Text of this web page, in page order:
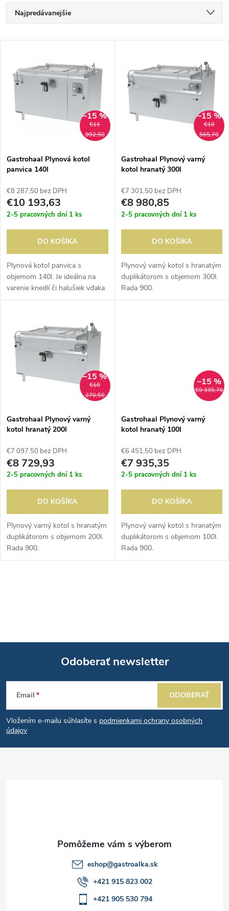
R
a
d
e
n
e
p
r
d
u
o
Najpredávanejšie
Abecedne
ý
p
s
p
r
o
d
u
k
o
€11
992,50
–15 %
Gastrohaal Plynová kotol
panvica 140l
€8 287,50 bez DPH
€10 193,63
2-5 pracovných dní 1 ks
DO KOŠÍKA
Plynová kotol panvica s
objemom 140l. Je ideálna na
varenie knedlí či halušiek vďaka
nižšej hĺbke vane.
€10
565,70
–15 %
Gastrohaal Plynový varný
kotol hranatý 300l
€7 301,50 bez DPH
€8 980,85
2-5 pracovných dní 1 ks
DO KOŠÍKA
Plynový varný kotol s hranatým
duplikátorom s objemom 300l.
Rada 900.
€10
270,50
–15 %
Gastrohaal Plynový varný
kotol hranatý 200l
€7 097,50 bez DPH
€8 729,93
2-5 pracovných dní 1 ks
DO KOŠÍKA
Plynový varný kotol s hranatým
duplikátorom s objemom 200l.
Rada 900.
€9 335,70
–15 %
Gastrohaal Plynový varný
kotol hranatý 100l
€6 451,50 bez DPH
€7 935,35
2-5 pracovných dní 1 ks
DO KOŠÍKA
Plynový varný kotol s hranatým
duplikátorom s objemom 100l.
Rada 900.
c
i
e
Z
á
p
Odoberať newsletter
Email
Vložením e-mailu súhlasíte s podmienkami ochrany osobných
údajov
ODOBERAŤ
eshop@gastroalka.sk
+421 915 823 002
+421 905 530 794